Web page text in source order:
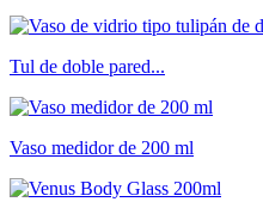
Tul de doble pared...
Vaso medidor de 200 ml